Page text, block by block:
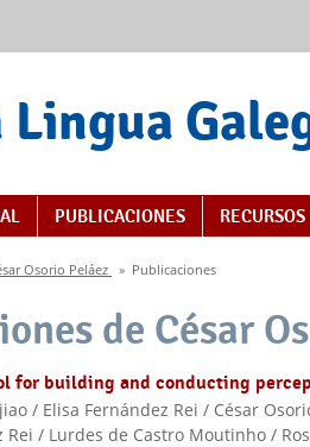
PUBLICACIONES RECURSOS
usted aquí
Osorio Peláez » Publicaciones
de César
for building and conducting
/ Elisa Fernández Rei / César
Rei / Lurdes de Castro Moutinho /